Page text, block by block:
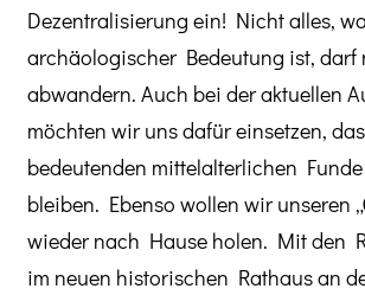
Dezentralisierung ein! Nicht alles,
archäologischer Bedeutung ist,
abwandern. Auch bei der aktuellen
möchten wir uns dafür einsetzen,
bedeutenden mittelalterlichen
bleiben. Ebenso wollen wir unseren
wieder nach Hause holen. Mit den
im neuen historischen Rathaus an